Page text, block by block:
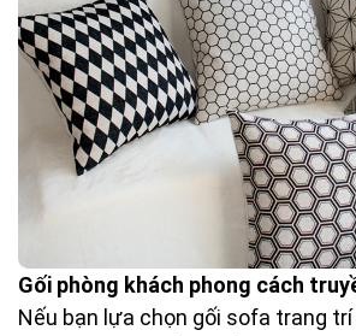
Gối phòng khách phong cách
Nếu bạn lựa chọn gối sofa trang